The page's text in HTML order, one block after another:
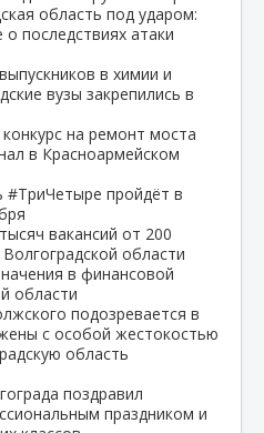
область под ударом:
последствиях атаки
в химии и
вузы закрепились в
на ремонт моста
в Красноармейском
#ТриЧетыре пройдёт в
вакансий от 200
области
в финансовой
области
подозревается в
с особой жестокостью
область
поздравил
праздником и